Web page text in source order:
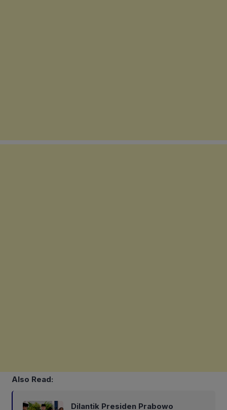
Also Read:
Dilantik Presiden Prabowo